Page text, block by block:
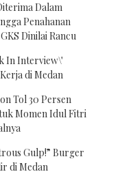
Dalam
Penahanan
Dinilai Rancu
In Interview\'
di Medan
Tol 30 Persen
Momen Idul Fitri
Gulp!” Burger
di Medan